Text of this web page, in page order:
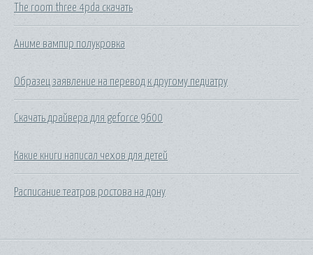
The room three 4pda скачать
Аниме вампир полукровка
Образец заявление на перевод к другому педиатру
Скачать драйвера для geforce 9600
Какие книги написал чехов для детей
Расписание театров ростова на дону